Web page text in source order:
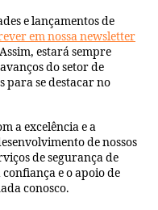
e lançamentos de
em nossa newsletter
estará sempre
do setor de
para se destacar no
a excelência e a
de nossos
de segurança de
e o apoio de
conosco.